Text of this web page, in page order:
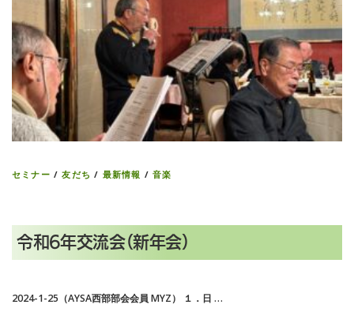
セミナー /友だち / 最新情報 /音楽
令和6年交流会（新年会）
2024-1-25（AYSA西部部会会員 MYZ） １．日 …